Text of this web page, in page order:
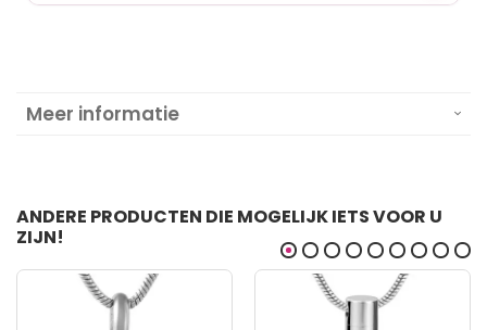
Meer informatie
ANDERE PRODUCTEN DIE MOGELIJK IETS VOOR U
ZIJN!